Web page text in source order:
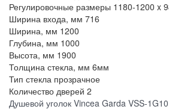
Регулировочные размеры 1180-1200 x
Ширина входа, мм 716
Ширина, мм 1200
Глубина, мм 1000
Высота, мм 1900
Толщина стекла, мм 6мм
Тип стекла прозрачное
Количество дверей 2
Душевой уголок Vincea Garda VSS-